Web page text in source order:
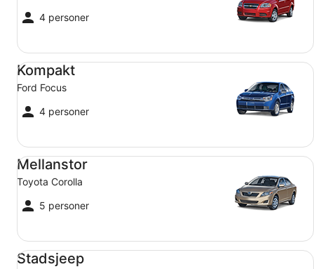
4 personer
Kompakt
Ford Focus
4 personer
Kompakt Ford Focus
Mellanstor
Toyota Corolla
5 personer
Mellanstor Toyota Corolla
Stadsjeep
Stadsjeep Jeep Compass